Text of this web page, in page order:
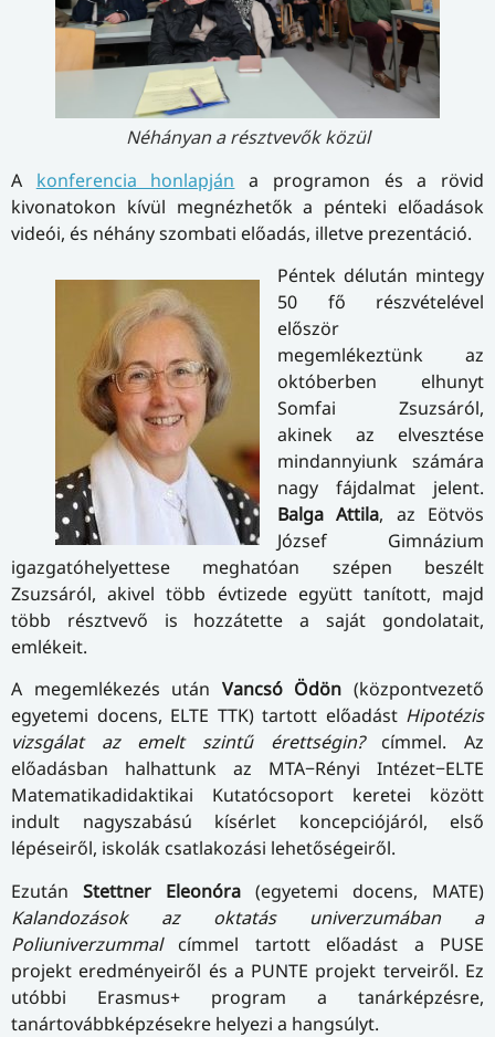
Néhányan a résztvevők közül
A konferencia honlapján a programon és a rövid
kivonatokon kívül megnézhetők a pénteki előadások
videói, és néhány szombati előadás, illetve prezentáció.
Péntek délután mintegy
50 fő részvételével
először
megemlékeztünk az
októberben elhunyt
Somfai Zsuzsáról,
akinek az elvesztése
mindannyiunk számára
nagy fájdalmat jelent.
Balga Attila, az Eötvös
József Gimnázium
igazgatóhelyettese meghatóan szépen beszélt
Zsuzsáról, akivel több évtizede együtt tanított, majd
több résztvevő is hozzátette a saját gondolatait,
emlékeit.
A megemlékezés után Vancsó Ödön (központvezető
egyetemi docens, ELTE TTK) tartott előadást Hipotézis
vizsgálat az emelt szintű érettségin?címmel. Az
előadásban halhattunk az MTA−Rényi Intézet−ELTE
Matematikadidaktikai Kutatócsoport keretei között
indult nagyszabású kísérlet koncepciójáról, első
lépéseiről, iskolák csatlakozási lehetőségeiről.
Ezután Stettner Eleonóra (egyetemi docens, MATE)
Kalandozások az oktatás univerzumában a
Poliuniverzummalcímmel tartott előadást a PUSE
projekt eredményeiről és a PUNTE projekt terveiről. Ez
utóbbi Erasmus+ program a tanárképzésre,
tanártovábbképzésekre helyezi a hangsúlyt.